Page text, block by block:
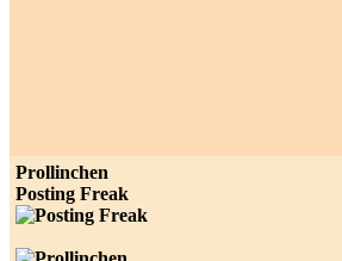
Prollinchen
Posting Freak